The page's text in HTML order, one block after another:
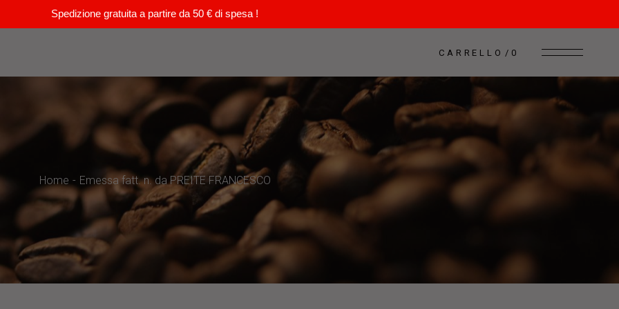
Spedizione gratuita a partire da 50 € di spesa !
CARRELLO 0
Home Emessa fatt. n. da PREITE FRANCESCO